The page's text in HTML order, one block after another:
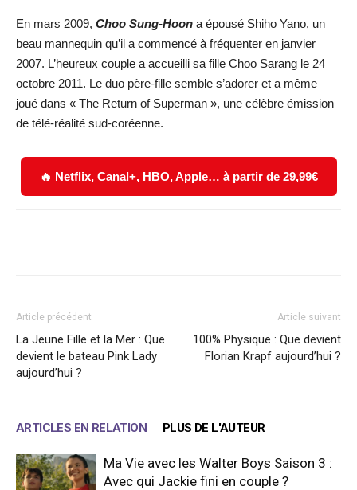
En mars 2009, Choo Sung-Hoon a épousé Shiho Yano, un
beau mannequin qu’il a commencé à fréquenter en janvier
2007. L’heureux couple a accueilli sa fille Choo Sarang le 24
octobre 2011. Le duo père-fille semble s’adorer et a même
joué dans « The Return of Superman », une célèbre émission
de télé-réalité sud-coréenne.
🔥 Netflix, Canal+, HBO, Apple… à partir de 29,99€
Article précédent
La Jeune Fille et la Mer : Que
devient le bateau Pink Lady
aujourd’hui ?
Article suivant
100% Physique : Que devient
Florian Krapf aujourd’hui ?
ARTICLES EN RELATION PLUS DE L'AUTEUR
Ma Vie avec les Walter Boys Saison 3 :
Avec qui Jackie fini en couple ?